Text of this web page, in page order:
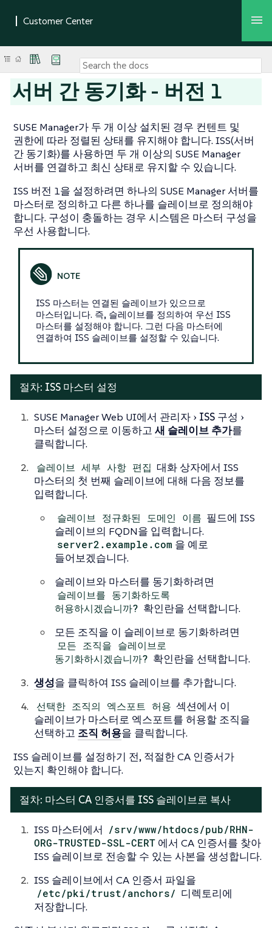
서버 간 동기화 - 버전 1
SUSE Manager가 두 개 이상 설치된 경우 컨텐트 및
권한에 따라 정렬된 상태를 유지해야 합니다. ISS(서버
간 동기화)를 사용하면 두 개 이상의 SUSE Manager
서버를 연결하고 최신 상태로 유지할 수 있습니다.
ISS 버전 1을 설정하려면 하나의 SUSE Manager 서버를
마스터로 정의하고 다른 하나를 슬레이브로 정의해야
합니다. 구성이 충돌하는 경우 시스템은 마스터 구성을
우선 사용합니다.
ISS 마스터는 연결된 슬레이브가 있으므로
마스터입니다. 즉, 슬레이브를 정의하여 우선 ISS
마스터를 설정해야 합니다. 그런 다음 마스터에
연결하여 ISS 슬레이브를 설정할 수 있습니다.
절차: ISS 마스터 설정
SUSE Manager Web UI에서 관리자
ISS 구성
마스터 설정으로 이동하고 새 슬레이브 추가를
클릭합니다.
슬레이브 세부 사항 편집 대화 상자에서 ISS
마스터의 첫 번째 슬레이브에 대해 다음 정보를
입력합니다.
슬레이브 정규화된 도메인 이름 필드에 ISS
슬레이브의 FQDN을 입력합니다.
server2.example.com 을 예로
들어보겠습니다.
슬레이브와 마스터를 동기화하려면
슬레이브를 동기화하도록
허용하시겠습니까? 확인란을 선택합니다.
모든 조직을 이 슬레이브로 동기화하려면
모든 조직을 슬레이브로
동기화하시겠습니까? 확인란을 선택합니다.
생성을 클릭하여 ISS 슬레이브를 추가합니다.
선택한 조직의 엑스포트 허용 섹션에서 이
슬레이브가 마스터로 엑스포트를 허용할 조직을
선택하고 조직 허용을 클릭합니다.
ISS 슬레이브를 설정하기 전, 적절한 CA 인증서가
있는지 확인해야 합니다.
절차: 마스터 CA 인증서를 ISS 슬레이브로 복사
ISS 마스터에서 /srv/www/htdocs/pub/RHN-
ORG-TRUSTED-SSL-CERT 에서 CA 인증서를 찾아
ISS 슬레이브로 전송할 수 있는 사본을 생성합니다.
ISS 슬레이브에서 CA 인증서 파일을
/etc/pki/trust/anchors/ 디렉토리에
저장합니다.